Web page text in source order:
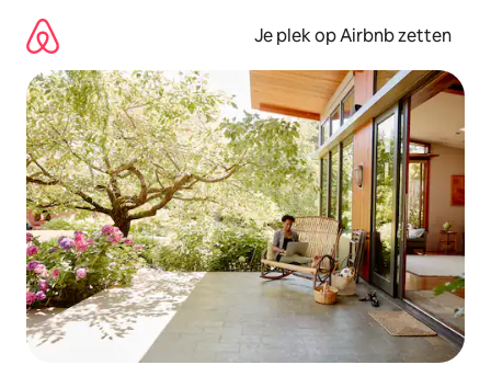
direct
naar
inhoud
Je plek op Airbnb zetten